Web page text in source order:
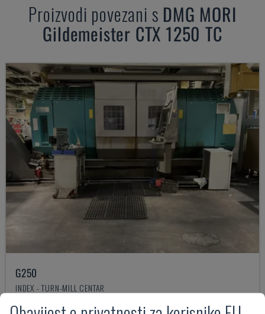
Proizvodi povezani s DMG MORI
Gildemeister CTX 1250 TC
G250
INDEX - TURN-MILL CENTAR